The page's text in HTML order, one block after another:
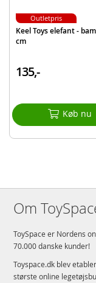
Keel Toys elefant -
cm
135,-
Køb nu
Outletpris
Om
ToySpace er Nordens
70.000 danske kunder!
Toyspace.dk blev
største online